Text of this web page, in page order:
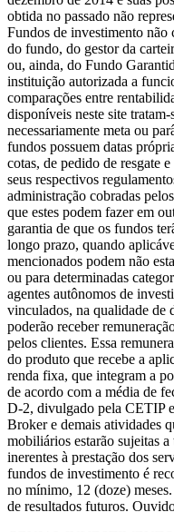
obtida no passado não
Fundos de investimento
do fundo, do gestor da
ou, ainda, do Fundo
instituição autorizada a
comparações entre
disponíveis neste site
necessariamente meta ou
fundos possuem datas
cotas, de pedido de resgate
seus respectivos
administração cobradas
que estes podem fazer em
garantia de que os fundos
longo prazo, quando
mencionados podem não
ou para determinadas
agentes autônomos de
vinculados, na qualidade de
poderão receber
pelos clientes. Essa
do produto que recebe a
renda fixa, que integram a
de acordo com a média de
D-2, divulgado pela CETIP
Broker e demais atividades
mobiliários estarão sujeitas
inerentes à prestação dos
fundos de investimento é
no mínimo, 12 (doze)
de resultados futuros.